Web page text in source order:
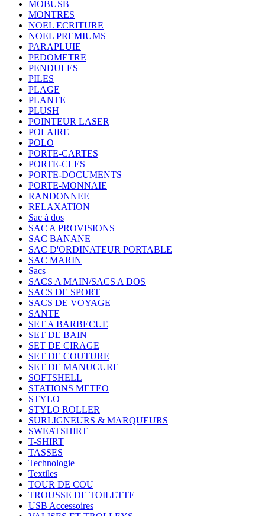
MOBUSB
MONTRES
NOEL ECRITURE
NOEL PREMIUMS
PARAPLUIE
PEDOMETRE
PENDULES
PILES
PLAGE
PLANTE
PLUSH
POINTEUR LASER
POLAIRE
POLO
PORTE-CARTES
PORTE-CLES
PORTE-DOCUMENTS
PORTE-MONNAIE
RANDONNEE
RELAXATION
Sac à dos
SAC A PROVISIONS
SAC BANANE
SAC D'ORDINATEUR PORTABLE
SAC MARIN
Sacs
SACS A MAIN/SACS A DOS
SACS DE SPORT
SACS DE VOYAGE
SANTE
SET A BARBECUE
SET DE BAIN
SET DE CIRAGE
SET DE COUTURE
SET DE MANUCURE
SOFTSHELL
STATIONS METEO
STYLO
STYLO ROLLER
SURLIGNEURS & MARQUEURS
SWEATSHIRT
T-SHIRT
TASSES
Technologie
Textiles
TOUR DE COU
TROUSSE DE TOILETTE
USB Accessoires